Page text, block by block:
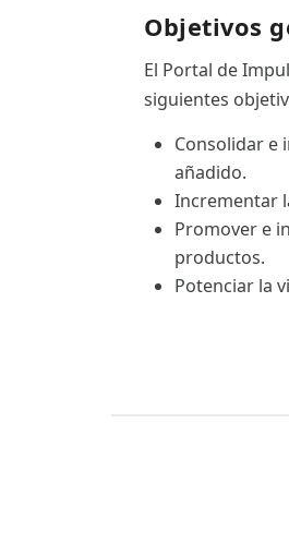
Objetivos
El Portal de
siguientes
Consolidar e
añadido.
Incrementar
Promover e
productos.
Potenciar la